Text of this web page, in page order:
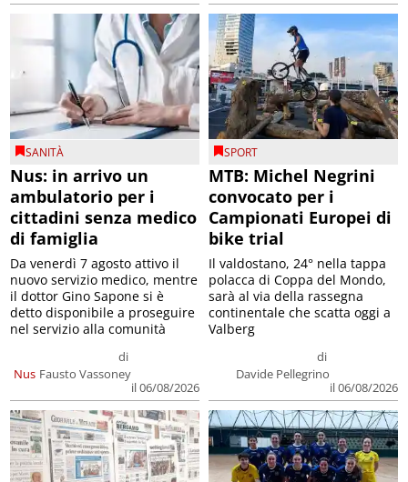
SANITÀ
Nus: in arrivo un
ambulatorio per i
cittadini senza medico
di famiglia
Nus
di
Fausto Vassoney
il 06/08/2026
Da venerdì 7 agosto attivo il
nuovo servizio medico, mentre
il dottor Gino Sapone si è
detto disponibile a proseguire
nel servizio alla comunità
SPORT
MTB: Michel Negrini
convocato per i
Campionati Europei di
bike trial
di
Davide Pellegrino
il 06/08/2026
Il valdostano, 24° nella tappa
polacca di Coppa del Mondo,
sarà al via della rassegna
continentale che scatta oggi a
Valberg